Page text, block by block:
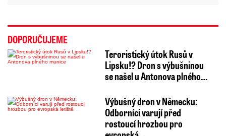
DOPORUČUJEME
Teroristický útok Rusů v
Lipsku!? Dron s výbušninou
se našel u Antonova plného…
Výbušný dron v Německu:
Odborníci varují před
rostoucí hrozbou pro